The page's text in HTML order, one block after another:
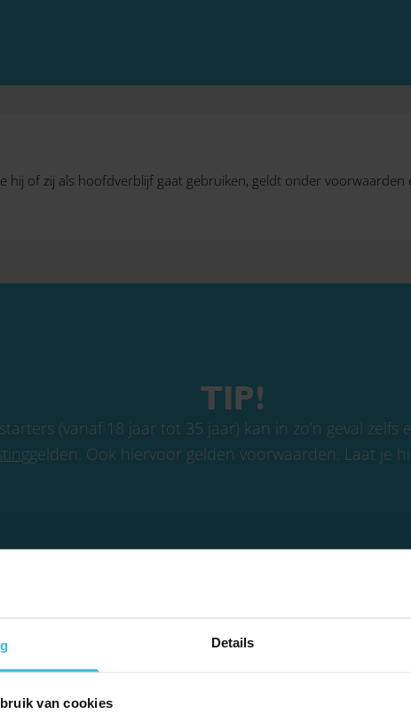
Details
van cookies
hij of zij als hoofdverblijf gaat gebruiken, geldt onder
TIP!
(vanaf 18 jaar tot 35 jaar) kan in zo’n geval zelfs
gelden. Ook hiervoor gelden voorwaarden. Laat je
DELEN